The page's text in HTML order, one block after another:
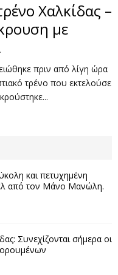
Χαλκίδας –
με
πριν από λίγη ώρα
τρένο που εκτελούσε
και πετυχημένη
από τον Μάνο Μανώλη.
Συνεχίζονται σήμερα οι